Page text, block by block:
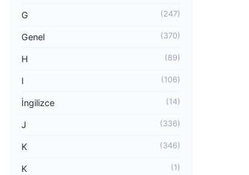
G (247)
Genel (370)
H (89)
I (106)
İngilizce (14)
J (336)
K (346)
K (1)